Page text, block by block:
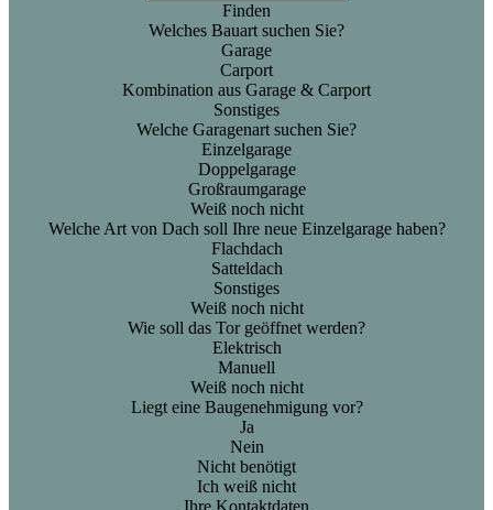
Finden
Welches Bauart suchen Sie?
Garage
Carport
Kombination aus Garage & Carport
Sonstiges
Welche Garagenart suchen Sie?
Einzelgarage
Doppelgarage
Großraumgarage
Weiß noch nicht
Welche Art von Dach soll Ihre neue Einzelgarage haben?
Flachdach
Satteldach
Sonstiges
Weiß noch nicht
Wie soll das Tor geöffnet werden?
Elektrisch
Manuell
Weiß noch nicht
Liegt eine Baugenehmigung vor?
Ja
Nein
Nicht benötigt
Ich weiß nicht
Ihre Kontaktdaten